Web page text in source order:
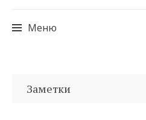
Меню
кЗаметки